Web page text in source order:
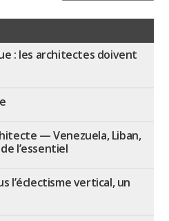
: les architectes doivent
— Venezuela, Liban,
l’essentiel
l’éclectisme vertical, un